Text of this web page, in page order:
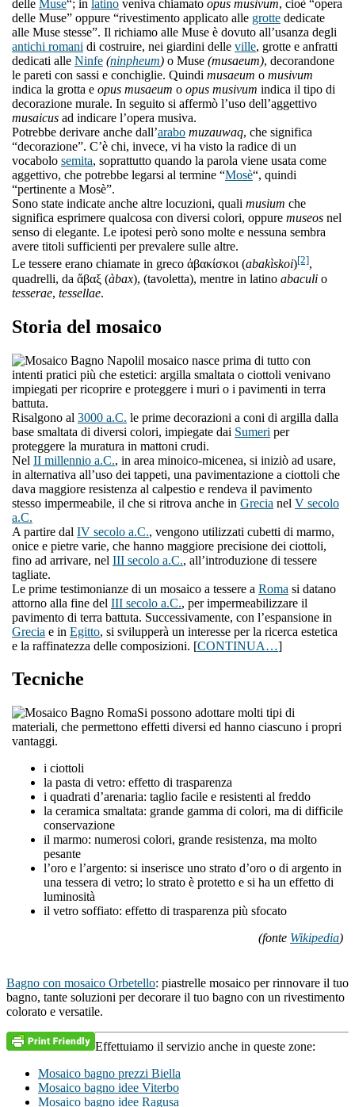
delle Muse“; in latino veniva chiamato opus musivum, cioè “opera
delle Muse” oppure “rivestimento applicato alle grotte dedicate
alle Muse stesse”. Il richiamo alle Muse è dovuto all’usanza degli
antichi romani di costruire, nei giardini delle ville, grotte e anfratti
dedicati alle Ninfe (ninpheum) o Muse (musaeum), decorandone
le pareti con sassi e conchiglie. Quindi musaeum o musivum
indica la grotta e opus musaeum o opus musivum indica il tipo di
decorazione murale. In seguito si affermò l’uso dell’aggettivo
musaicus ad indicare l’opera musiva.
Potrebbe derivare anche dall’arabo muzauwaq, che significa
“decorazione”. C’è chi, invece, vi ha visto la radice di un
vocabolo semita, soprattutto quando la parola viene usata come
aggettivo, che potrebbe legarsi al termine “Mosè“, quindi
“pertinente a Mosè”.
Sono state indicate anche altre locuzioni, quali musium che
significa esprimere qualcosa con diversi colori, oppure museos nel
senso di elegante. Le ipotesi però sono molte e nessuna sembra
avere titoli sufficienti per prevalere sulle altre.
Le tessere erano chiamate in greco ἀβακίσκοι (abakìskoi)[2],
quadrelli, da ἄβαξ (àbax), (tavoletta), mentre in latino abaculi o
tesserae, tessellae.
Storia del mosaico
l mosaico nasce prima di tutto con
intenti pratici più che estetici: argilla smaltata o ciottoli venivano
impiegati per ricoprire e proteggere i muri o i pavimenti in terra
battuta.
Risalgono al 3000 a.C. le prime decorazioni a coni di argilla dalla
base smaltata di diversi colori, impiegate dai Sumeri per
proteggere la muratura in mattoni crudi.
Nel II millennio a.C., in area minoico-micenea, si iniziò ad usare,
in alternativa all’uso dei tappeti, una pavimentazione a ciottoli che
dava maggiore resistenza al calpestio e rendeva il pavimento
stesso impermeabile, il che si ritrova anche in Grecia nel V secolo
a.C.
A partire dal IV secolo a.C., vengono utilizzati cubetti di marmo,
onice e pietre varie, che hanno maggiore precisione dei ciottoli,
fino ad arrivare, nel III secolo a.C., all’introduzione di tessere
tagliate.
Le prime testimonianze di un mosaico a tessere a Roma si datano
attorno alla fine del III secolo a.C., per impermeabilizzare il
pavimento di terra battuta. Successivamente, con l’espansione in
Grecia e in Egitto, si svilupperà un interesse per la ricerca estetica
e la raffinatezza delle composizioni. [CONTINUA…]
Tecniche
Si possono adottare molti tipi di
materiali, che permettono effetti diversi ed hanno ciascuno i propri
vantaggi.
i ciottoli
la pasta di vetro: effetto di trasparenza
i quadrati d’arenaria: taglio facile e resistenti al freddo
la ceramica smaltata: grande gamma di colori, ma di difficile
conservazione
il marmo: numerosi colori, grande resistenza, ma molto
pesante
l’oro e l’argento: si inserisce uno strato d’oro o di argento in
una tessera di vetro; lo strato è protetto e si ha un effetto di
luminosità
il vetro soffiato: effetto di trasparenza più sfocato
(fonte Wikipedia)
Bagno con mosaico Orbetello: piastrelle mosaico per rinnovare il tuo
bagno, tante soluzioni per decorare il tuo bagno con un rivestimento
colorato e versatile.
Effettuiamo il servizio anche in queste zone:
Mosaico bagno prezzi Biella
Mosaico bagno idee Viterbo
Mosaico bagno idee Ragusa